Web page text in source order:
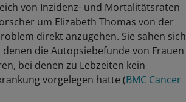
von Inzidenz- und Mortalitätsraten
um Elizabeth Thomas von der
direkt anzugehen. Sie sahen sich
denen die Autopsiebefunde von Frauen
bei denen zu Lebzeiten kein
vorgelegen hatte (BMC Cancer